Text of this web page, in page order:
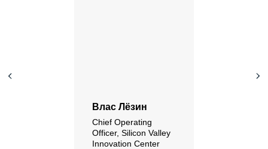
Влас Лёзин
Chief Operating
Officer, Silicon Valley
Innovation Center